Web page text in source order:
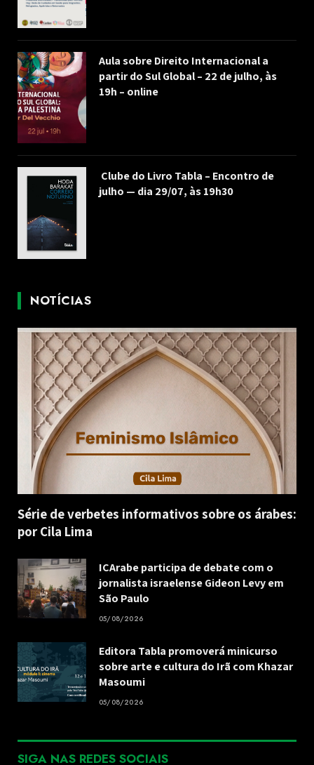
Aula sobre Direito Internacional a
partir do Sul Global – 22 de julho, às
19h – online
Clube do Livro Tabla – Encontro de
julho — dia 29/07, às 19h30
NOTÍCIAS
Série de verbetes informativos sobre os árabes:
por Cila Lima
ICArabe participa de debate com o
jornalista israelense Gideon Levy em
São Paulo
05/08/2026
Editora Tabla promoverá minicurso
sobre arte e cultura do Irã com Khazar
Masoumi
05/08/2026
SIGA NAS REDES SOCIAIS